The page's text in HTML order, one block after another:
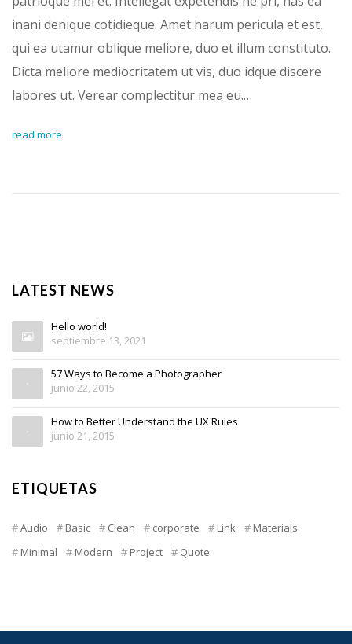
inani denique cotidieque. Amet harum pericula et est,
qui ea utamur oblique meliore, duo et illum constituto.
Dicta meliore mediocritatem ut vis, duo idque discere
labores ut. Verear complectitur mea eu.…
read more
LATEST NEWS
Hello world!
septiembre 13, 2021
57 Ways to Become a Photographer
junio 22, 2015
How to Better Understand the UX Rules
junio 21, 2015
ETIQUETAS
Audio Basic Clean corporate Link
Materials
Minimal
Modern Project Quote